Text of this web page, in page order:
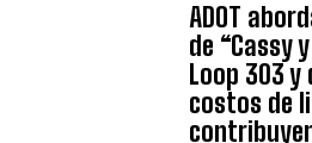
ADOT
de “Cassy
Loop 303
costos de